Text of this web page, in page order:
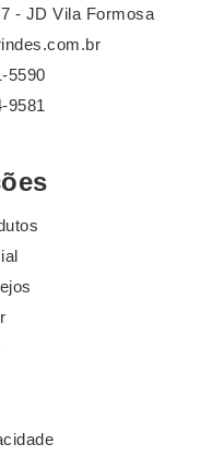
- JD Vila Formosa
5590
9581